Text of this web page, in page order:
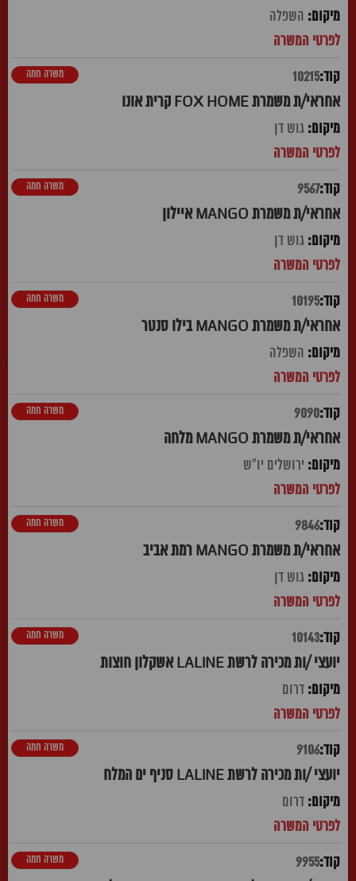
השפלה
10215
אחראי/ת משמרת FOX HOME קרית אונו
משרה חמה
גוש דן
9567
אחראי/ת משמרת MANGO איילון
משרה חמה
גוש דן
10195
אחראי/ת משמרת MANGO בילו סנטר
משרה חמה
השפלה
9090
אחראי/ת משמרת MANGO מלחה
משרה חמה
ירושלים יו"ש
9846
אחראי/ת משמרת MANGO רמת אביב
משרה חמה
גוש דן
10143
יועצי /ות מכירה לרשת LALINE אשקלון חוצות
משרה חמה
דרום
9106
יועצי /ות מכירה לרשת LALINE סניף ים המלח
משרה חמה
דרום
9955 משרה חמה